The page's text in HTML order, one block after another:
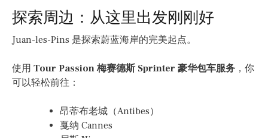
探索周边：从这里出发刚刚好
Juan-les-Pins 是探索蔚蓝海岸的完美起点。
使用 Tour Passion 梅赛德斯 Sprinter 豪华包车服务 ，你
可以轻松前往：
昂蒂布老城（Antibes）
戛纳 Cannes